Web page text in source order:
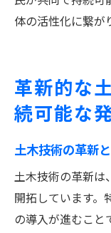
体の活性化に繋が
革新的な
続可能な
土木技術の革新
土木技術の革新は
開拓しています。
の導入が進むこと